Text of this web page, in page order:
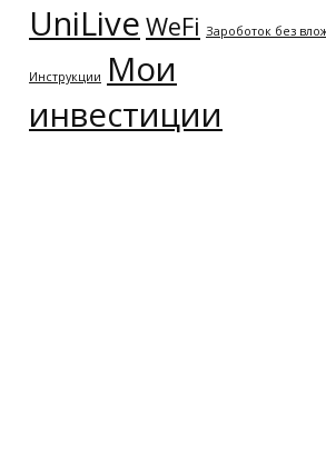
UniLive WeFi Зароботок без
Инструкции
Мои
инвестиции